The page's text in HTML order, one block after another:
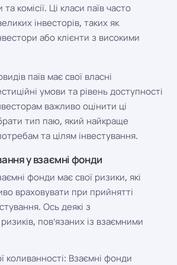
комісії. Ці класи паїв часто
інвесторів, таких як
або клієнти з високими
паїв має свої власні
умови та рівень доступності
важливо оцінити ці
тип паю, який найкраще
та цілям інвестування.
у взаємні фонди
фонди має свої ризики, які
враховувати при прийнятті
Ось деякі з
пов'язаних із взаємними
коливанності: Взаємні фонди